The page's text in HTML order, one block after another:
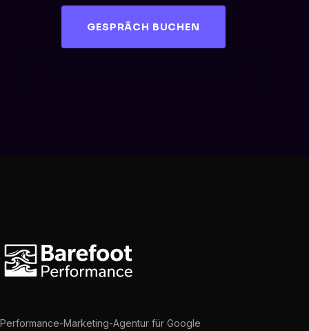
GESPRÄCH BUCHEN
Performance-Marketing-Agentur für Google